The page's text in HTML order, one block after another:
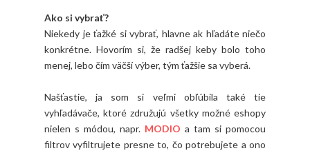
Ako si vybrať?
Niekedy je ťažké si vybrať, hlavne ak hľadáte niečo
konkrétne. Hovorím si, že radšej keby bolo toho
menej, lebo čím väčší výber, tým ťažšie sa vyberá.
Našťastie, ja som si veľmi obľúbila také tie
vyhľadávače, ktoré združujú všetky možné eshopy
nielen s módou, napr. MODIO a tam si pomocou
filtrov vyfiltrujete presne to, čo potrebujete a ono